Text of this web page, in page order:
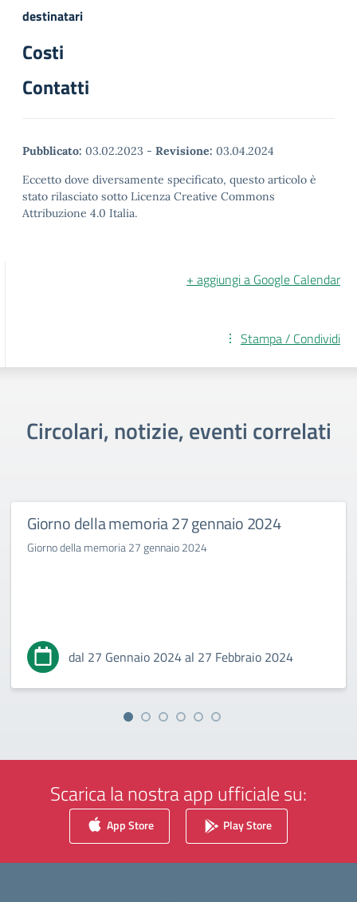
destinatari
Costi
Contatti
Pubblicato: 03.02.2023 - Revisione: 03.04.2024
Eccetto dove diversamente specificato, questo articolo è
stato rilasciato sotto Licenza Creative Commons
Attribuzione 4.0 Italia.
+ aggiungi a Google Calendar
Stampa / Condividi
Circolari, notizie, eventi correlati
Giorno della memoria 27 gennaio 2024
Giorno della memoria 27 gennaio 2024
dal 27 Gennaio 2024 al 27 Febbraio 2024
Scarica la nostra app ufficiale su:
App Store Play Store